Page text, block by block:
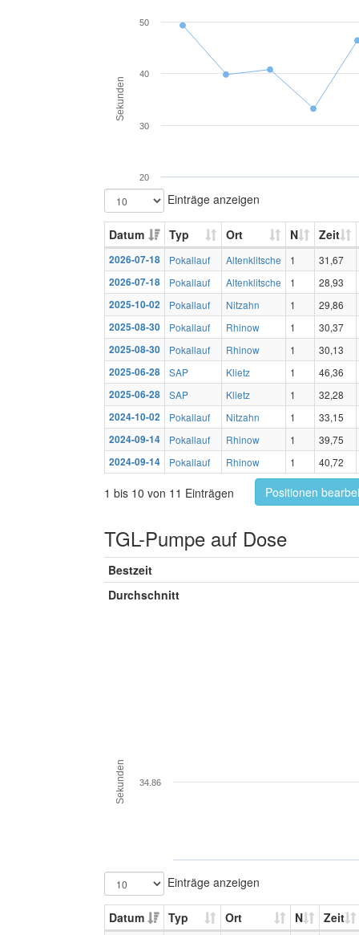
Sekunden
20
30
40
50
Einträge anzeigen
Datum Typ Ort N Zeit
2026-07-18 Pokallauf Altenklitsche 1
31,67
2026-07-18
Pokallauf Altenklitsche 1
28,93
2025-10-02
Pokallauf Nitzahn 1
29,86
2025-08-30
Pokallauf Rhinow 1
30,37
2025-08-30
Pokallauf Rhinow 1
30,13
2025-06-28
SAP Klietz 1
46,36
2025-06-28
SAP Klietz 1
32,28
2024-10-02
Pokallauf Nitzahn 1
33,15
2024-09-14
Pokallauf Rhinow 1
39,75
2024-09-14
Pokallauf Rhinow 1 40,72
1 bis 10 von 11 Einträgen Positionen
TGL-Pumpe auf Dose
Bestzeit
Durchschnitt
Sekunden 34.86
Einträge anzeigen
Datum Typ Ort N Zeit